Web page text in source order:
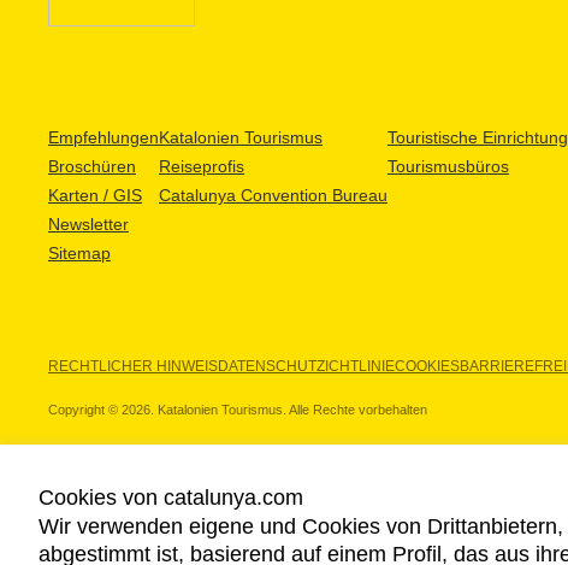
Empfehlungen
Broschüren
Karten / GIS
Newsletter
Sitemap
Katalonien Tourismus
Reiseprofis
Catalunya Convention Bureau
Touristische
Tourismusbüros
RECHTLICHER HINWEISDATENSCHUTZICHTLINIECOOKIES
Copyright © 2026. Katalonien Tourismus. Alle Rechte vorbehalten
UNSERE PARTNER
Cookies von catalunya.com
Wir verwenden eigene und Cookies von
abgestimmt ist, basierend auf einem Profil, das aus